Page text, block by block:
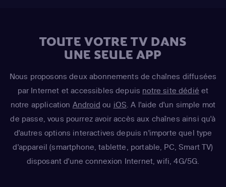
TOUTE VOTRE TV DANS
UNE SEULE APP
Nous proposons deux abonnements de chaînes diffusées
par Internet et accessibles depuis notre site dédié et
notre application Android ou iOS . A l'aide d'un simple mot
de passe, vous pourrez avoir accès aux chaînes ainsi qu'à
d'autres options interactives depuis n'importe quel type
d'appareil (smartphone, tablette, portable, PC, Smart TV)
disposant d'une connexion Internet, wifi, 4G/5G.